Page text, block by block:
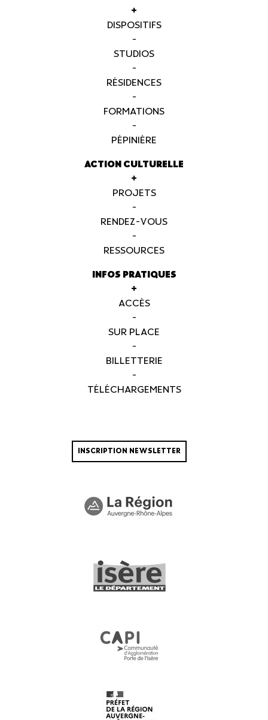
+
DISPOSITIFS
-
STUDIOS
-
RÉSIDENCES
-
FORMATIONS
-
PÉPINIÈRE
ACTION CULTURELLE
+
PROJETS
-
RENDEZ-VOUS
-
RESSOURCES
INFOS PRATIQUES
+
ACCÈS
-
SUR PLACE
-
BILLETTERIE
-
TÉLÉCHARGEMENTS
INSCRIPTION NEWSLETTER